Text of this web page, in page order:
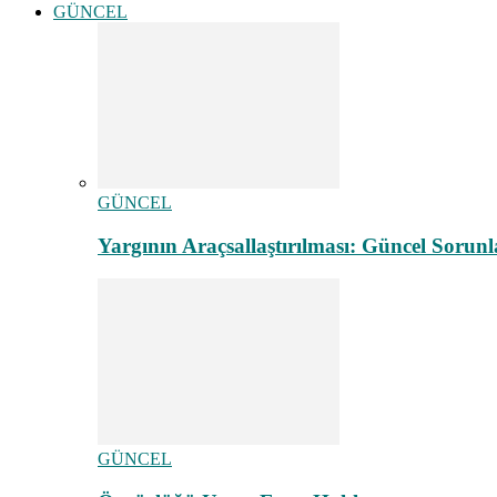
GÜNCEL
GÜNCEL
Yargının Araçsallaştırılması: Güncel
GÜNCEL